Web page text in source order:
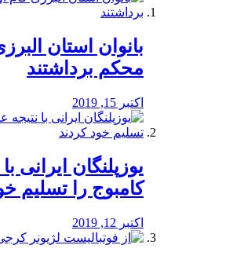
بانوان استان
محكم برداشتند
اکتبر 15, 2019
یوزپلنگان ایرانی
کامبوج را تسلیم
اکتبر 12, 2019